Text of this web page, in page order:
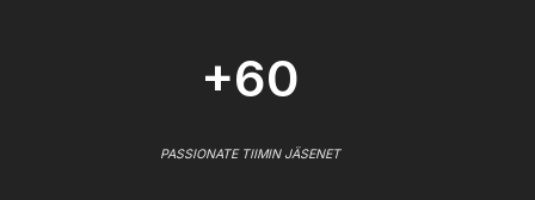
+60
PASSIONATE TIIMIN JÄSENET